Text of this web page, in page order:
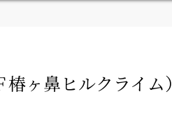
ヶ鼻ヒルクライム）